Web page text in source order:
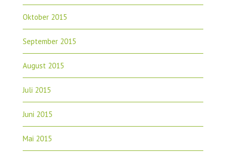
Oktober 2015
September 2015
August 2015
Juli 2015
Juni 2015
Mai 2015